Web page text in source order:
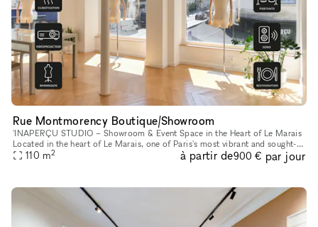
Rue Montmorency Boutique/Showroom
'INAPERÇU STUDIO – Showroom & Event Space in the Heart of Le Marais
Located in the heart of Le Marais, one of Paris's most vibrant and sought-
after neighborhoods, L'INAPERÇU STUDIO is a versatile ve
110 m2 à partir de900 € par jour